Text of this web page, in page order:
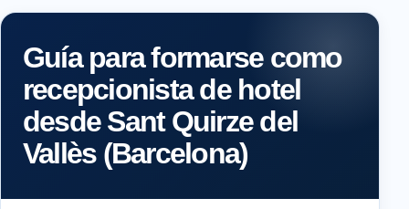
Guía para formarse como
recepcionista de hotel
desde Sant Quirze del
Vallès (Barcelona)